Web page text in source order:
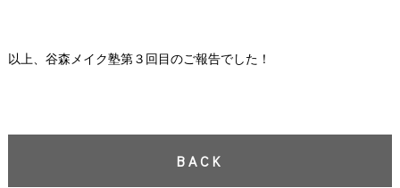
以上、谷森メイク塾第３回目のご報告でした！
BACK